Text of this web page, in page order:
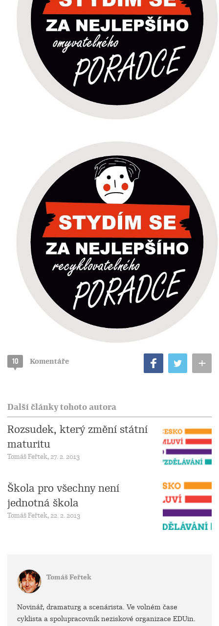
10 Komentáře +
Další články tohoto autora
Rozsudek, který změní státní
maturitu
Tomáš Feřtek, 27. 2. 2013
Škola pro všechny není
jednotná škola
Tomáš Feřtek, 22. 2. 2013
Tomáš Feřtek
Novinář, dramaturg a scenárista. Ve volném čase
cyklista a spolupracovník neziskové organizace EDUin.